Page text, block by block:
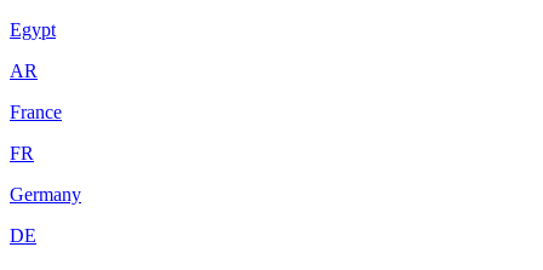
Egypt
AR
France
FR
Germany
DE